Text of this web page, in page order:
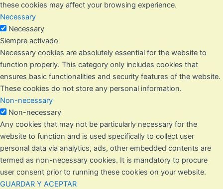
these cookies may affect your browsing experience.
Necessary
Necessary
Siempre activado
Necessary cookies are absolutely essential for the website to
function properly. This category only includes cookies that
ensures basic functionalities and security features of the website.
These cookies do not store any personal information.
Non-necessary
Non-necessary
Any cookies that may not be particularly necessary for the
website to function and is used specifically to collect user
personal data via analytics, ads, other embedded contents are
termed as non-necessary cookies. It is mandatory to procure
user consent prior to running these cookies on your website.
GUARDAR Y ACEPTAR